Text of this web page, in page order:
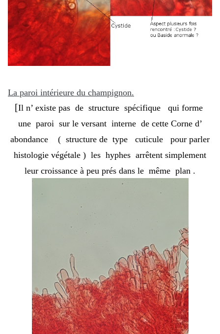
La paroi intérieure du champignon.
[Il n’ existe pas de structure spécifique qui forme
une paroi sur le versant interne de cette Corne d’
abondance ( structure de type cuticule pour parler
histologie végétale ) les hyphes arrêtent simplement
leur croissance à peu prés dans le même plan .